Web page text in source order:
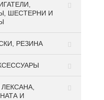
ШЕСТЕРНИ И
РЕЗИНА
И